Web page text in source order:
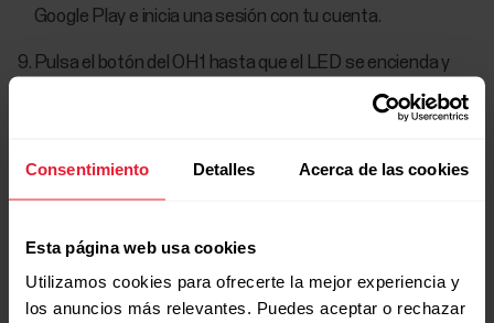
Consentimiento Detalles Acerca de las cookies
Esta página web usa cookies
Utilizamos cookies para ofrecerte la mejor experiencia y
los anuncios más relevantes. Puedes aceptar o rechazar
Google Play e inicia una sesión con tu cuenta.
Pulsa el botón del OH1 hasta que el LED se encienda y
suelta. El OH1 ahora está encendido. En Polar Beat, ve a
Ajustes -> Sensor FC y pulsa VINCULAR junto a tu OH1